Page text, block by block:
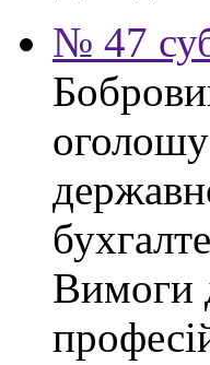
№ 47
Вимоги